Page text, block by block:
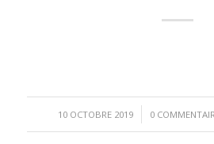
10 OCTOBRE 2019
/ 0 /